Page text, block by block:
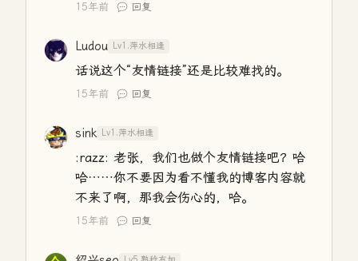
15年前 回复
Ludou Lv1.萍水相逢
话说这个“友情链接”还是比较难找的。
15年前 回复
sink Lv1.萍水相逢
:razz: 老张，我们也做个友情链接吧？哈
哈……你不要因为看不懂我的博客内容就
不来了啊，那我会伤心的，哈。
15年前 回复